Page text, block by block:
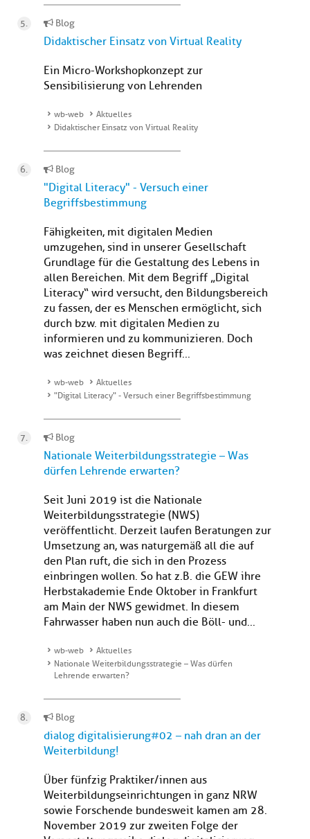
Blog
Didaktischer Einsatz von Virtual Reality
Ein Micro-Workshopkonzept zur
Sensibilisierung von Lehrenden
wb-web
Aktuelles
Didaktischer Einsatz von Virtual Reality
Blog
"Digital Literacy" - Versuch einer
Begriffsbestimmung
Fähigkeiten, mit digitalen Medien
umzugehen, sind in unserer Gesellschaft
Grundlage für die Gestaltung des Lebens in
allen Bereichen. Mit dem Begriff „Digital
Literacy“ wird versucht, den Bildungsbereich
zu fassen, der es Menschen ermöglicht, sich
durch bzw. mit digitalen Medien zu
informieren und zu kommunizieren. Doch
was zeichnet diesen Begriff...
wb-web
Aktuelles
"Digital Literacy" - Versuch einer Begriffsbestimmung
Blog
Nationale Weiterbildungsstrategie – Was
dürfen Lehrende erwarten?
Seit Juni 2019 ist die Nationale
Weiterbildungsstrategie (NWS)
veröffentlicht. Derzeit laufen Beratungen zur
Umsetzung an, was naturgemäß all die auf
den Plan ruft, die sich in den Prozess
einbringen wollen. So hat z.B. die GEW ihre
Herbstakademie Ende Oktober in Frankfurt
am Main der NWS gewidmet. In diesem
Fahrwasser haben nun auch die Böll- und...
wb-web
Aktuelles
Nationale Weiterbildungsstrategie – Was dürfen
Lehrende erwarten?
Blog
dialog digitalisierung#02 – nah dran an der
Weiterbildung!
Über fünfzig Praktiker/innen aus
Weiterbildungseinrichtungen in ganz NRW
sowie Forschende bundesweit kamen am 28.
November 2019 zur zweiten Folge der